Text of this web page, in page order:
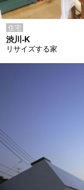
住宅
渋川-K
リサイズする家